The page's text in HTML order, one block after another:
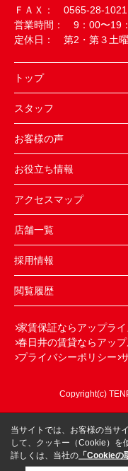
ＦＡＸ： 0565-28-1021
営業時間： 9：00〜19
定休日： 第2・第３土
トップ
スタッフ
お客様の声
お役立ち情報
アクセスマップ
店舗一覧
採用情報
閲覧履歴
家賃保証ならアップラ
春日井の賃貸ならアッ
プライバシーポリシー
Copyright(c)
当サイトでは、お客様の当サ
して、クッキー（Cookie）を
詳しくは、当社の 「Cookieの